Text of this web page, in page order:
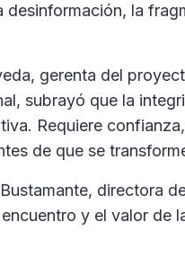
la
gerenta del
subrayó que la
Requiere
de que se
directora
y el valor de